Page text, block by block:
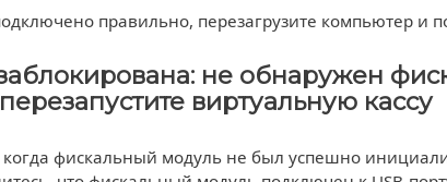
правильно, перезагрузите компьютер и
не обнаружен
виртуальную кассу
фискальный модуль не был успешно